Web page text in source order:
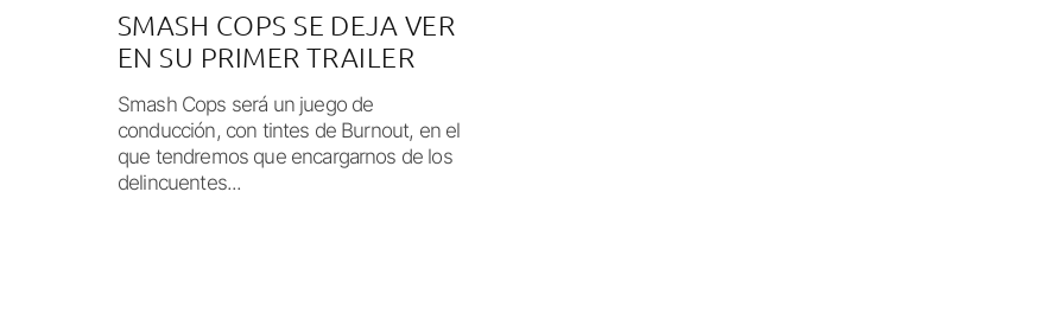
SMASH COPS SE DEJA VER
EN SU PRIMER TRAILER
Smash Cops será un juego de
conducción, con tintes de Burnout, en el
que tendremos que encargarnos de los
delincuentes...